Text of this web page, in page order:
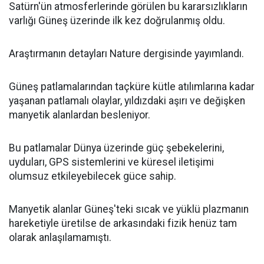
Satürn'ün atmosferlerinde görülen bu kararsızlıkların
varlığı Güneş üzerinde ilk kez doğrulanmış oldu.
Araştırmanın detayları Nature dergisinde yayımlandı.
Güneş patlamalarından taçküre kütle atılımlarına kadar
yaşanan patlamalı olaylar, yıldızdaki aşırı ve değişken
manyetik alanlardan besleniyor.
Bu patlamalar Dünya üzerinde güç şebekelerini,
uyduları, GPS sistemlerini ve küresel iletişimi
olumsuz etkileyebilecek güce sahip.
Manyetik alanlar Güneş'teki sıcak ve yüklü plazmanın
hareketiyle üretilse de arkasındaki fizik henüz tam
olarak anlaşılamamıştı.